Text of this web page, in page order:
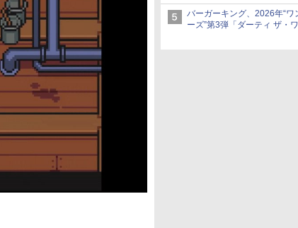
ーン開催！
バーガーキング、2026年“ワ
ーズ”第3弾「ダーティ ザ・
「特製ガーリックマヨソー